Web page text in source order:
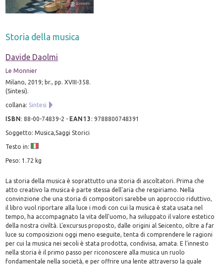
Storia della musica
Davide Daolmi
Le Monnier
Milano, 2019; br., pp. XVIII-358.
(Sintesi).
collana: Sintesi
ISBN:88-00-74839-2 - EAN13 :9788800748391
Soggetto: Musica,Saggi Storici
Testo in:
Peso: 1.72 kg
La storia della musica è soprattutto una storia di ascoltatori. Prima che
atto creativo la musica è parte stessa dell'aria che respiriamo. Nella
convinzione che una storia di compositori sarebbe un approccio riduttivo,
il libro vuol riportare alla luce i modi con cui la musica è stata usata nel
tempo, ha accompagnato la vita dell'uomo, ha sviluppato il valore estetico
della nostra civiltà. L'excursus proposto, dalle origini al Seicento, oltre a far
luce su composizioni oggi meno eseguite, tenta di comprendere le ragioni
per cui la musica nei secoli è stata prodotta, condivisa, amata. E l'innesto
nella storia è il primo passo per riconoscere alla musica un ruolo
fondamentale nella società, e per offrire una lente attraverso la quale